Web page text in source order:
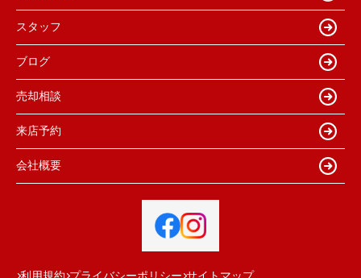
スタッフ
ブログ
売却相談
来店予約
会社概要